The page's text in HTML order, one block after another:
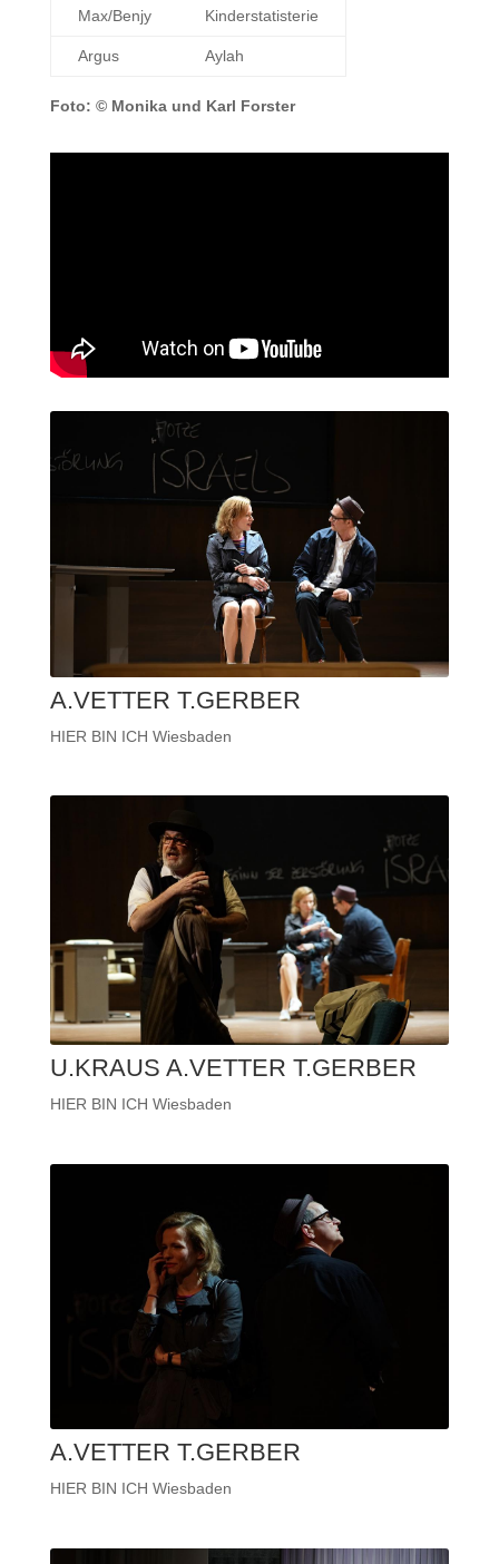
Max/Benjy Kinderstatisterie
Argus Aylah
Foto: © Monika und Karl Forster
A.VETTER T.GERBER
HIER BIN ICH Wiesbaden
U.KRAUS A.VETTER T.GERBER
HIER BIN ICH Wiesbaden
A.VETTER T.GERBER
HIER BIN ICH Wiesbaden